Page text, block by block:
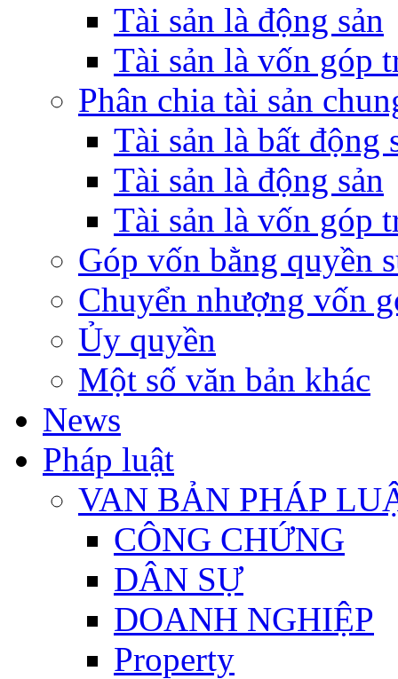
Tài sản là động sản
Tài sản là vốn góp
Phân chia tài sản
Tài sản là bất động
Tài sản là động sản
Tài sản là vốn góp
Góp vốn bằng quyền
Chuyển nhượng vốn
Ủy quyền
Một số văn bản khác
News
Pháp luật
VAN BẢN PHÁP
CÔNG CHỨNG
DÂN SỰ
DOANH NGHIỆP
Property